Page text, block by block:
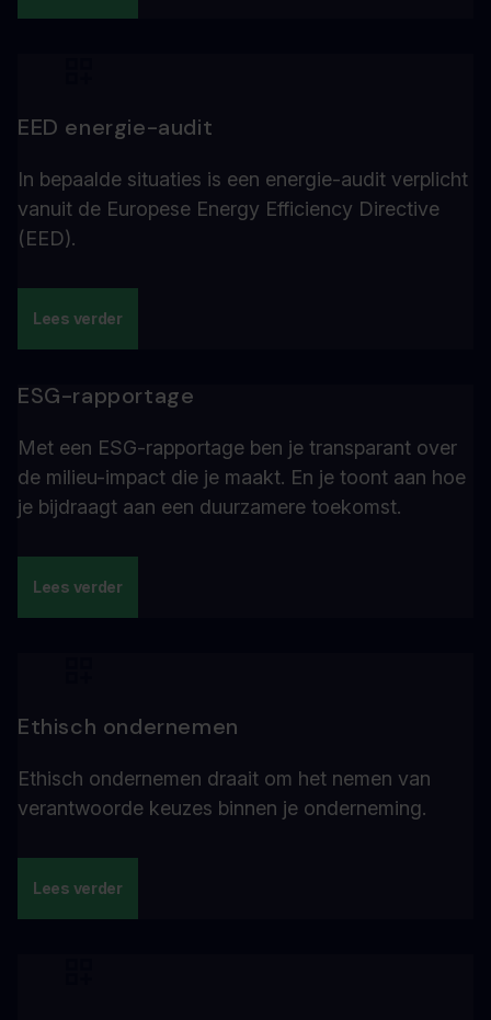
EED energie-audit
In bepaalde situaties is een energie-audit verplicht
vanuit de Europese Energy Efficiency Directive
(EED).
Lees verder
ESG-rapportage
Met een ESG-rapportage ben je transparant over
de milieu-impact die je maakt. En je toont aan hoe
je bijdraagt aan een duurzamere toekomst.
Lees verder
Ethisch ondernemen
Ethisch ondernemen draait om het nemen van
verantwoorde keuzes binnen je onderneming.
Lees verder